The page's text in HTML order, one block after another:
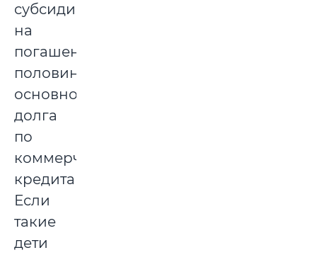
субсидии
на
погашение
половины
основного
долга
по
коммерческим
кредитам.
Если
такие
дети